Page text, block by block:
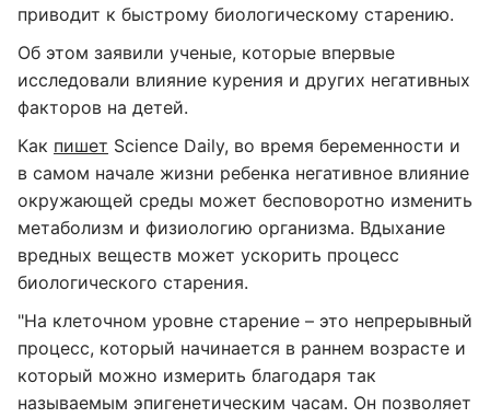
приводит к быстрому биологическому старению.
Об этом заявили ученые, которые впервые
исследовали влияние курения и других негативных
факторов на детей.
Как пишет Science Daily, во время беременности и
в самом начале жизни ребенка негативное влияние
окружающей среды может бесповоротно изменить
метаболизм и физиологию организма. Вдыхание
вредных веществ может ускорить процесс
биологического старения.
"На клеточном уровне старение – это непрерывный
процесс, который начинается в раннем возрасте и
который можно измерить благодаря так
называемым эпигенетическим часам. Он позволяет